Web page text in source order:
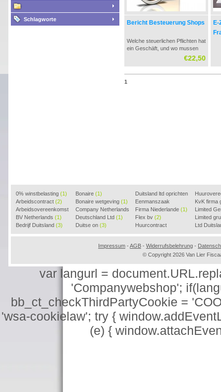
Schlagworte Bericht Besteuerung Shops
Welche steuerlichen Pflichten hat
ein Geschäft, und wo mussen
Steuern gezahlt werden?
Insbesondere könnten die MwSt-
Fragen.
€22,50
1
0% winstbelasting (1)
Arbeidscontract (2)
Arbeidsovereenkomst
(2)
BV Netherlands (1)
Bedrijf Duitsland (3)
Bonaire (1)
Bonaire wetgeving (1)
Company Netherlands
(1)
Deutschland Ltd (1)
Duitse on (3)
Duitsland ltd oprichten
(2)
Eenmanszaak
beginnen(1)
Firma Niederlande (1)
Flex bv (2)
Huurcontract
voorbeeld(3)
KvK firma
Limited
Limited
Ltd
Impressum - AGB - Widerrufsbelehrung -
© Copyright 2026 Van Lier
var langurl =
'Companywebshop';
bb_ct_checkThirdPartyCookie =
'wsa-cookielaw'; try {
(e) {